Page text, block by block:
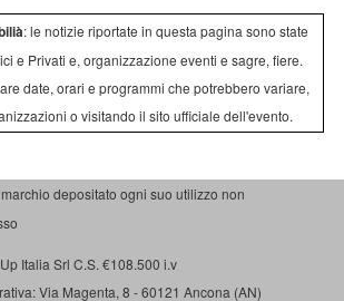
: le notizie riportate in questa pagina sono state
e Privati e, organizzazione eventi e sagre, fiere.
date, orari e programmi che potrebbero variare,
o visitando il sito ufficiale dell'evento.
depositato ogni suo utilizzo non
Italia Srl C.S. €108.500 i.v
Via Magenta, 8 - 60121 Ancona (AN)